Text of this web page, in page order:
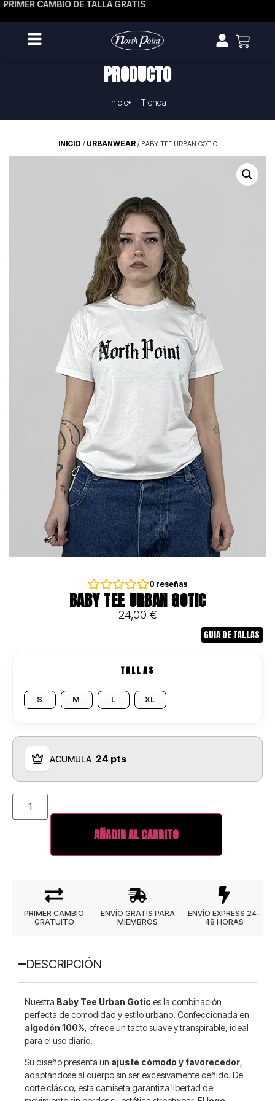
HASTA EN 3 CUOTAS
PRIMER CAMBIO DE TALLA GRATIS
PRODUCTO
Inicio Tienda
INICIO / URBANWEAR/ BABY TEE URBAN GOTIC
0 reseñas
BABY TEE URBAN GOTIC
24,00 €
GUIA DE TALLAS
TALLAS
S M L XL
ACUMULA 24 pts
AÑADIR AL CARRITO
DESCRIPCIÓN
Nuestra Baby Tee Urban Gotic es la combinación
perfecta de comodidad y estilo urbano. Confeccionada en
algodón 100%, ofrece un tacto suave y transpirable, ideal
para el uso diario.
Su diseño presenta un ajuste cómodo y favorecedor,
adaptándose al cuerpo sin ser excesivamente ceñido. De
corte clásico, esta camiseta garantiza libertad de
PRIMER CAMBIO
GRATUITO
ENVÍO GRATIS PARA
MIEMBROS
ENVÍO EXPRESS 24-
48 HORAS